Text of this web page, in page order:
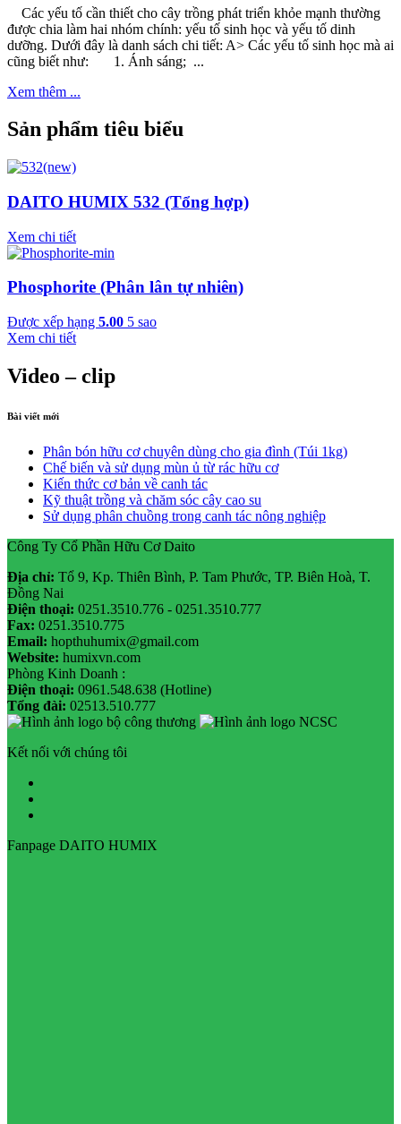
Các yếu tố cần thiết cho cây trồng phát triển khỏe mạnh thường
được chia làm hai nhóm chính: yếu tố sinh học và yếu tố dinh
dưỡng. Dưới đây là danh sách chi tiết: A> Các yếu tố sinh học mà ai
cũng biết như: 1. Ánh sáng; ...
Xem thêm ...
Sản phẩm tiêu biểu
DAITO HUMIX 532 (Tổng hợp)
Xem chi tiết
Phosphorite (Phân lân tự nhiên)
Được xếp hạng 5.00 5 sao
Xem chi tiết
Video – clip
Bài viết mới
Phân bón hữu cơ chuyên dùng cho gia đình (Túi 1kg)
Chế biến và sử dụng mùn ủ từ rác hữu cơ
Kiến thức cơ bản về canh tác
Kỹ thuật trồng và chăm sóc cây cao su
Sử dụng phân chuồng trong canh tác nông nghiệp
Công Ty Cổ Phần Hữu Cơ Daito
Địa chỉ: Tổ 9, Kp. Thiên Bình, P. Tam Phước, TP. Biên Hoà, T.
Đồng Nai
Điện thoại: 0251.3510.776 - 0251.3510.777
Fax: 0251.3510.775
Email: hopthuhumix@gmail.com
Website: humixvn.com
Phòng Kinh Doanh :
Điện thoại: 0961.548.638 (Hotline)
Tổng đài: 02513.510.777
Kết nối với chúng tôi
Fanpage DAITO HUMIX